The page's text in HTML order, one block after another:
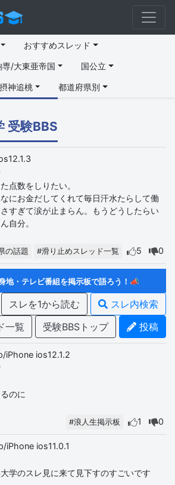
おすすめスレッド
/大東亜帝国 国公立
神追桃 都道府県別
受験BBS
点数をしりたい。
にお金だしてくれて毎日汗水たらして働
すぎて涙が止まらん。もうどうしたらい
自分。
の話題 #滑り止めスレッド一覧 5 0
地・テレビ番組を掲示板で語ろう！📣
スレを1から読む
スレ内検索
一覧
受験BBSトップ 投稿
iPhone ios12.1.2
のに
#浪人生掲示板 1 0
iPhone ios11.0.1
学のスレ見に来て見下すのすごいです